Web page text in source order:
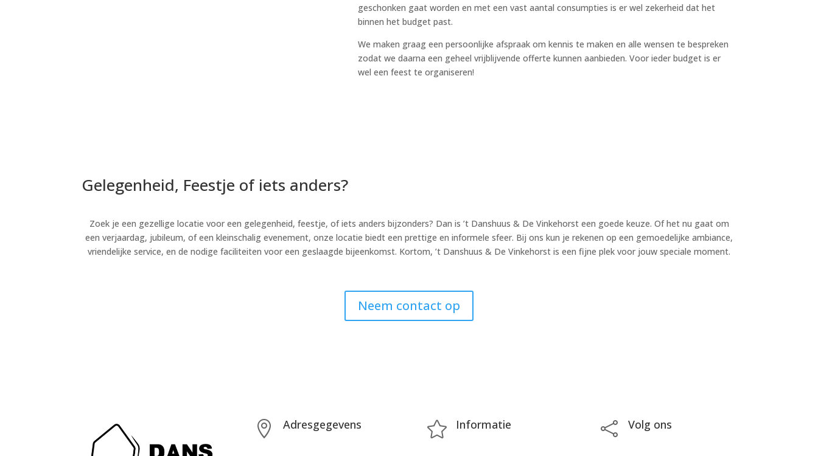
geschonken gaat worden en met een vast aantal consumpties is er wel zekerheid dat het
binnen het budget past.
We maken graag een persoonlijke afspraak om kennis te maken en alle wensen te bespreken
zodat we daarna een geheel vrijblijvende offerte kunnen aanbieden. Voor ieder budget is er
wel een feest te organiseren!
Gelegenheid, Feestje of iets anders?
Zoek je een gezellige locatie voor een gelegenheid, feestje, of iets anders bijzonders? Dan is ’t Danshuus & De Vinkehorst een goede keuze. Of het nu gaat om
een verjaardag, jubileum, of een kleinschalig evenement, onze locatie biedt een prettige en informele sfeer. Bij ons kun je rekenen op een gemoedelijke ambiance,
vriendelijke service, en de nodige faciliteiten voor een geslaagde bijeenkomst. Kortom, ’t Danshuus & De Vinkehorst is een fijne plek voor jouw speciale moment.
Neem contact op
 Adresgegevens  Informatie  Volg ons